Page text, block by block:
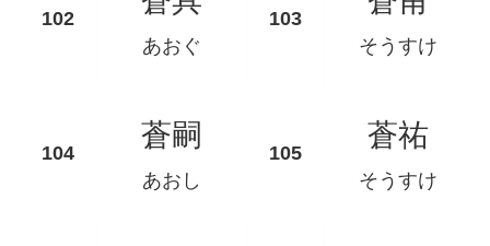
あおぐ そうすけ
蒼嗣
あおし
蒼祐
そうすけ